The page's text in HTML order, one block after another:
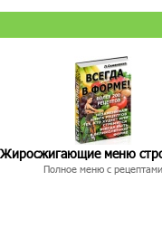
Жиросжигающие меню
Полное меню с рецептами